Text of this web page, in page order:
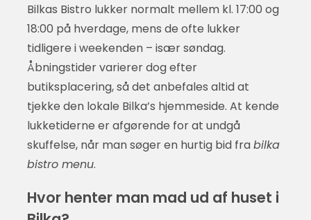
Bilkas Bistro lukker normalt mellem kl. 17:00 og
18:00 på hverdage, mens de ofte lukker
tidligere i weekenden – især søndag.
Åbningstider varierer dog efter
butiksplacering, så det anbefales altid at
tjekke den lokale Bilka’s hjemmeside. At kende
lukketiderne er afgørende for at undgå
skuffelse, når man søger en hurtig bid frabilka
bistro menu.
Hvor henter man mad ud af huset i